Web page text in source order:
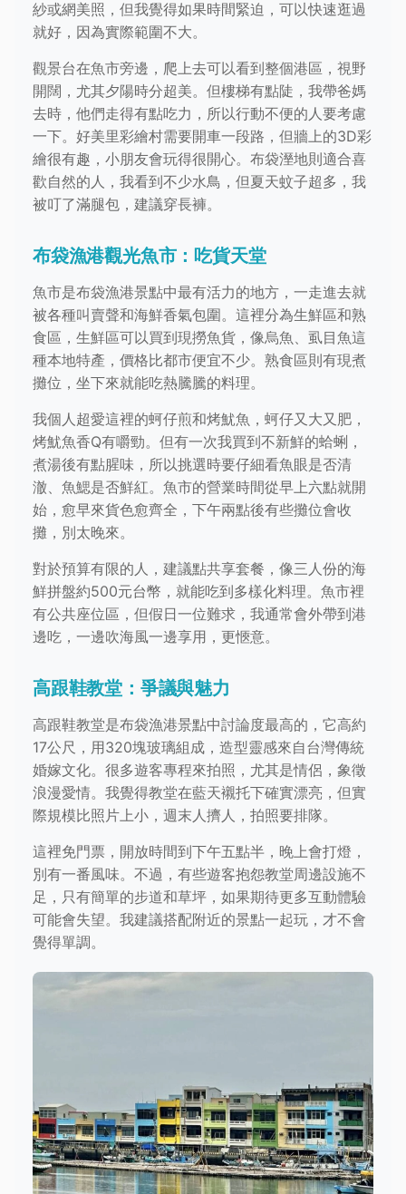
紗或網美照，但我覺得如果時間緊迫，可以快速逛過
就好，因為實際範圍不大。
觀景台在魚市旁邊，爬上去可以看到整個港區，視野
開闊，尤其夕陽時分超美。但樓梯有點陡，我帶爸媽
去時，他們走得有點吃力，所以行動不便的人要考慮
一下。好美里彩繪村需要開車一段路，但牆上的3D彩
繪很有趣，小朋友會玩得很開心。布袋溼地則適合喜
歡自然的人，我看到不少水鳥，但夏天蚊子超多，我
被叮了滿腿包，建議穿長褲。
布袋漁港觀光魚市：吃貨天堂
魚市是布袋漁港景點中最有活力的地方，一走進去就
被各種叫賣聲和海鮮香氣包圍。這裡分為生鮮區和熟
食區，生鮮區可以買到現撈魚貨，像烏魚、虱目魚這
種本地特產，價格比都市便宜不少。熟食區則有現煮
攤位，坐下來就能吃熱騰騰的料理。
我個人超愛這裡的蚵仔煎和烤魷魚，蚵仔又大又肥，
烤魷魚香Q有嚼勁。但有一次我買到不新鮮的蛤蜊，
煮湯後有點腥味，所以挑選時要仔細看魚眼是否清
澈、魚鰓是否鮮紅。魚市的營業時間從早上六點就開
始，愈早來貨色愈齊全，下午兩點後有些攤位會收
攤，別太晚來。
對於預算有限的人，建議點共享套餐，像三人份的海
鮮拼盤約500元台幣，就能吃到多樣化料理。魚市裡
有公共座位區，但假日一位難求，我通常會外帶到港
邊吃，一邊吹海風一邊享用，更愜意。
高跟鞋教堂：爭議與魅力
高跟鞋教堂是布袋漁港景點中討論度最高的，它高約
17公尺，用320塊玻璃組成，造型靈感來自台灣傳統
婚嫁文化。很多遊客專程來拍照，尤其是情侶，象徵
浪漫愛情。我覺得教堂在藍天襯托下確實漂亮，但實
際規模比照片上小，週末人擠人，拍照要排隊。
這裡免門票，開放時間到下午五點半，晚上會打燈，
別有一番風味。不過，有些遊客抱怨教堂周邊設施不
足，只有簡單的步道和草坪，如果期待更多互動體驗
可能會失望。我建議搭配附近的景點一起玩，才不會
覺得單調。